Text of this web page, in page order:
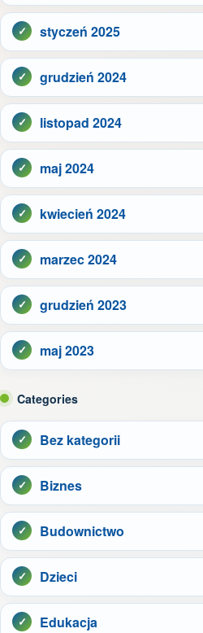
styczeń 2025
grudzień 2024
listopad 2024
maj 2024
kwiecień 2024
marzec 2024
grudzień 2023
maj 2023
Categories
Bez kategorii
Biznes
Budownictwo
Dzieci
Edukacja